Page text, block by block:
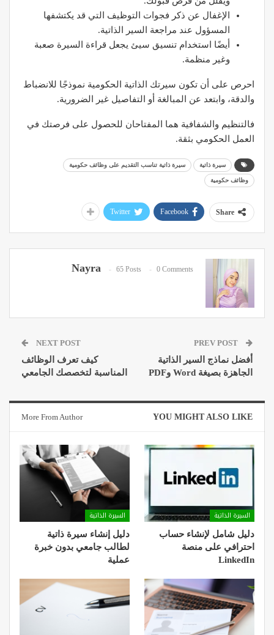
الإغفال عن ذكر فجوات التوظيف التي قد يكتشفها
المسؤول عند مراجعة السير الذاتية.
أيضًا استخدام تنسيق سيئ يجعل قراءة السيرة صعبة
وغير منظمة.
احرص على أن تكون سيرتك الذاتية الحكومية نموذجًا للانضباط
والدقة، وابتعد عن المبالغة أو التفاصيل غير الضرورية.
فالتنظيم والشفافية هما المفتاحان للحصول على فرصتك في
العمل الحكومي بثقة.
سيرة ذاتية سيرة ذاتية تناسب التقديم على وظائف حكومية
وظائف حكومية
Share
Facebook
Twitter
Nayra 65 Posts 0 Comments
أفضل نماذج السير الذاتية
الجاهزة بصيغة Word وPDF
NEXT POST
كيف تعرف الوظائف
المناسبة لتخصصك الجامعي
YOU MIGHT ALSO LIKE
More From Author
السيرة الذاتية
دليل شامل لإنشاء حساب
احترافي على منصة
LinkedIn
السيرة الذاتية
دليل إنشاء سيرة ذاتية
لطالب جامعي بدون خبرة
عملية